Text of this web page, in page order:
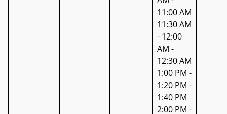
11:00 AM
11:30 AM
- 12:00
AM -
12:30 AM
1:00 PM -
1:20 PM -
1:40 PM
2:00 PM -